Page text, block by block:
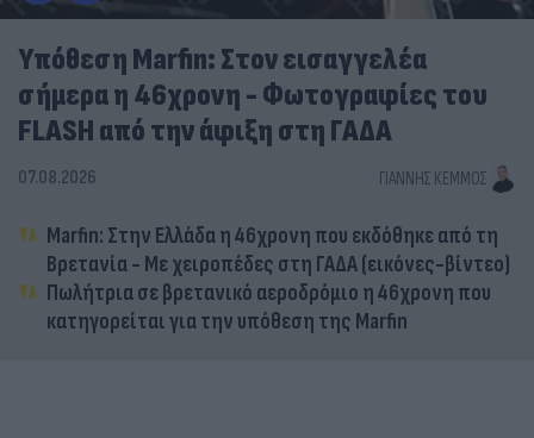
Υπόθεση Marfin: Στον εισαγγελέα
σήμερα η 46χρονη - Φωτογραφίες του
FLASH από την άφιξη στη ΓΑΔΑ
07.08.2026 ΓΙΆΝΝΗΣ ΚΈΜΜΟΣ
Marfin: Στην Ελλάδα η 46χρονη που εκδόθηκε από τη
Βρετανία - Με χειροπέδες στη ΓΑΔΑ (εικόνες-βίντεο)
Πωλήτρια σε βρετανικό αεροδρόμιο η 46χρονη που
κατηγορείται για την υπόθεση της Marfin